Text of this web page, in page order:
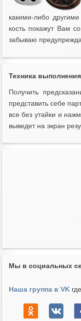
какими-либо
кость покажут Вам
забываю
Техника
Получить
представить себе
все без утайки и
выведет на экран
Мы в социальных
Наша группа в VK